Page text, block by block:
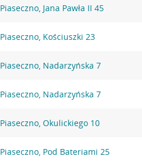
Piaseczno, Jana Pawła II 45
Piaseczno, Kościuszki 23
Piaseczno, Nadarzyńska 7
Piaseczno, Nadarzyńska 7
Piaseczno, Okulickiego 10
Piaseczno, Pod Bateriami 25